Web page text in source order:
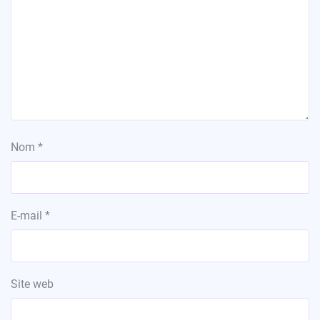
Nom *
E-mail *
Site web